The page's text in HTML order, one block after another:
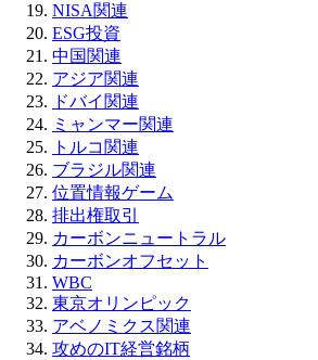
NISA関連
ESG投資
中国関連
アジア関連
ドバイ関連
ミャンマー関連
トルコ関連
ブラジル関連
位置情報ゲーム
排出権取引
カーボンニュートラル
カーボンオフセット
WBC
東京オリンピック
アベノミクス関連
攻めのIT経営銘柄